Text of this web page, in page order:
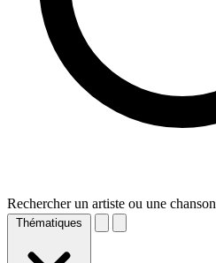
Rechercher un artiste ou une chanson
Thématiques